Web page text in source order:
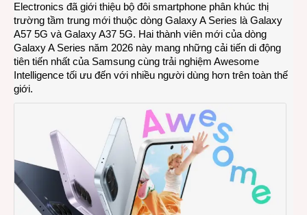
A37
Electronics đã giới thiệu bộ đôi smartphone phân khúc thị
trường tầm trung mới thuộc dòng Galaxy A Series là Galaxy
A57 5G và Galaxy A37 5G. Hai thành viên mới của dòng
Galaxy A Series năm 2026 này mang những cải tiến di động
tiên tiến nhất của Samsung cùng trải nghiệm Awesome
Intelligence tối ưu đến với nhiều người dùng hơn trên toàn thế
giới.